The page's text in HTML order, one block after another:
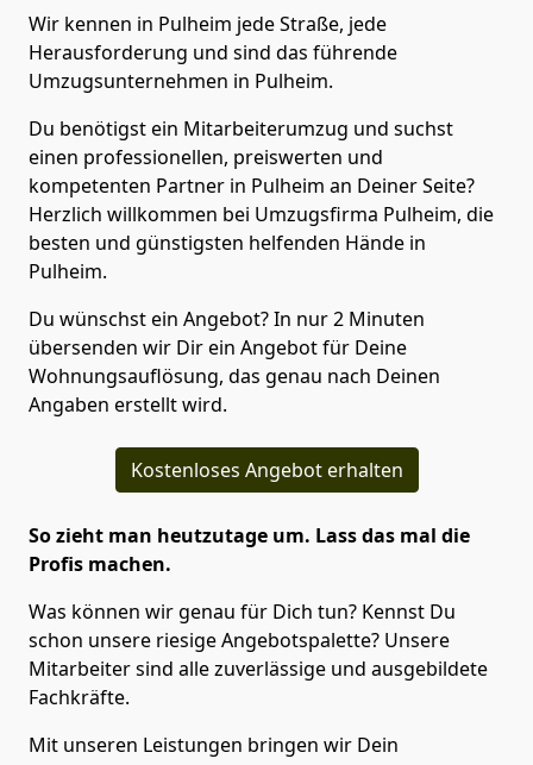
Wir kennen in Pulheim jede Straße, jede
Herausforderung und sind das führende
Umzugsunternehmen in Pulheim.
Du benötigst ein Mitarbeiterumzug und suchst
einen professionellen, preiswerten und
kompetenten Partner in Pulheim an Deiner Seite?
Herzlich willkommen bei Umzugsfirma Pulheim, die
besten und günstigsten helfenden Hände in
Pulheim.
Du wünschst ein Angebot? In nur 2 Minuten
übersenden wir Dir ein Angebot für Deine
Wohnungsauflösung, das genau nach Deinen
Angaben erstellt wird.
Kostenloses Angebot erhalten
So zieht man heutzutage um. Lass das mal die
Profis machen.
Was können wir genau für Dich tun? Kennst Du
schon unsere riesige Angebotspalette? Unsere
Mitarbeiter sind alle zuverlässige und ausgebildete
Fachkräfte.
Mit unseren Leistungen bringen wir Dein